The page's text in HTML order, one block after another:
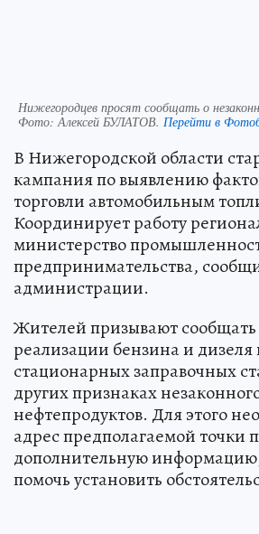
Нижегородцев просят сообщать о
Фото: Алексей БУЛАТОВ. Перейти в
В Нижегородской области
кампания по выявлению
торговли автомобильным
Координирует работу
министерство
предпринимательства,
администрации.
Жителей призывают сообщать
реализации бензина и дизеля
стационарных заправочных
других признаках
нефтепродуктов. Для этого
адрес предполагаемой
дополнительную
помочь установить